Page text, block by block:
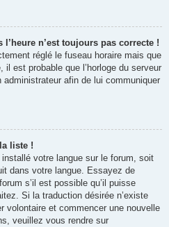
n’est toujours pas correcte !
réglé le fuseau horaire mais que
il est probable que l’horloge du serveur
afin de lui communiquer
liste !
votre langue sur le forum, soit
dans votre langue. Essayez de
s’il est possible qu’il puisse
Si la traduction désirée n’existe
volontaire et commencer une nouvelle
veuillez vous rendre sur